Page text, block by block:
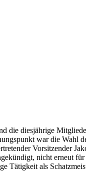
die diesjährige
war die Wahl
Vorsitzender
nicht erneut
Tätigkeit als